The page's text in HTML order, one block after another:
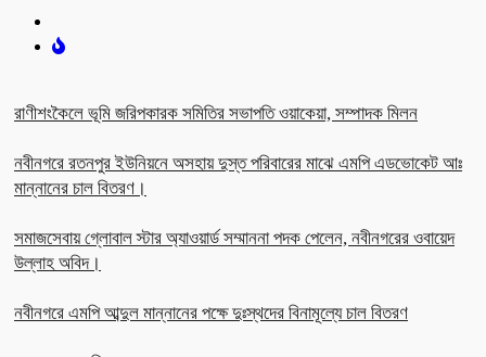
রাণীশংকৈলে ভূমি জরিপকারক সমিতির সভাপতি ওয়াকেয়া, সম্পাদক মিলন
নবীনগরে রতনপুর ইউনিয়নে অসহায় দুস্ত পরিবারের মাঝে এমপি এডভোকেট আঃ
মান্নানের চাল বিতরণ।
সমাজসেবায় গ্লোবাল স্টার অ্যাওয়ার্ড সম্মাননা পদক পেলেন, নবীনগরের ওবায়েদ
উল্লাহ অবিদ।
নবীনগরে এমপি আব্দুল মান্নানের পক্ষে দুঃস্থদের বিনামূল্যে চাল বিতরণ